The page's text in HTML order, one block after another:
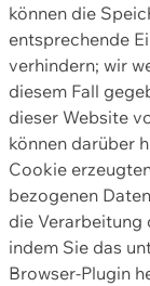
können die
entsprechende
verhindern; wir
diesem Fall
dieser Website
können darüber
Cookie
bezogenen
die Verarbeitung
indem Sie das
Browser-Plugin